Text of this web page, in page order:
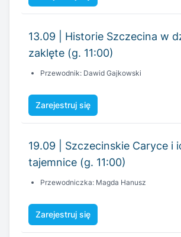
13.09 | Historie Szczecina w
zaklęte (g. 11:00)
Przewodnik: Dawid Gajkowski
Zarejestruj się
19.09 | Szczecinskie Caryce i
tajemnice (g. 11:00)
Przewodniczka: Magda Hanusz
Zarejestruj się